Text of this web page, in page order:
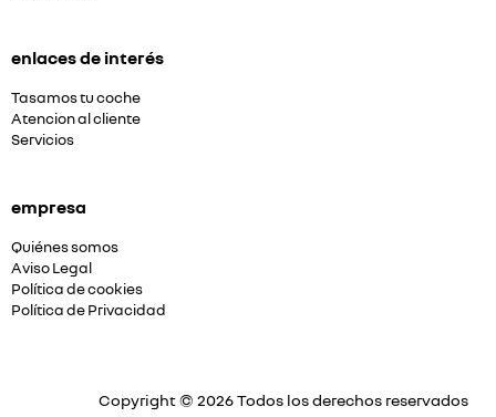
enlaces de interés
Tasamos tu coche
Atencion al cliente
Servicios
empresa
Quiénes somos
Aviso Legal
Política de cookies
Política de Privacidad
Copyright © 2026 Todos los derechos reservados